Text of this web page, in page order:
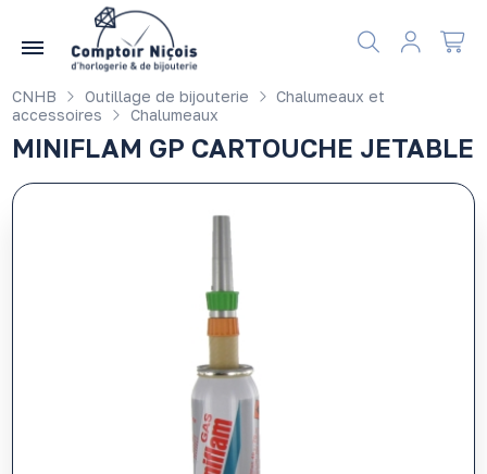
CNHB Outillage de bijouterie
Chalumeaux et
accessoires
Chalumeaux
MINIFLAM GP CARTOUCHE JETABLE
Gérer les préférences en matière de cookies